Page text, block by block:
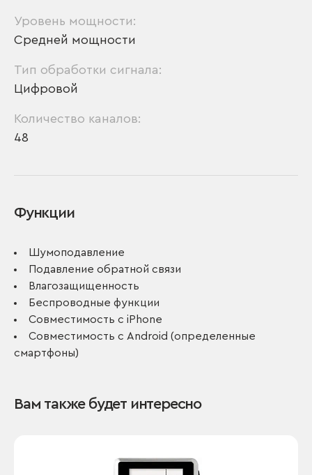
Уровень мощности:
Средней мощности
Тип обработки сигнала:
Цифровой
Количество каналов:
48
Функции
Шумоподавление
Подавление обратной связи
Влагозащищенность
Беспроводные функции
Совместимость с iPhone
Совместимость с Android (определенные
смартфоны)
Вам также будет интересно